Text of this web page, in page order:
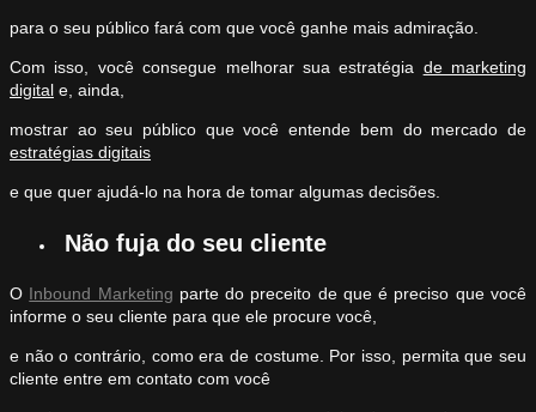
para o seu público fará com que você ganhe mais admiração.
Com isso, você consegue melhorar sua estratégia de marketing
digital e, ainda,
mostrar ao seu público que você entende bem do mercado de
estratégias digitais
e que quer ajudá-lo na hora de tomar algumas decisões.
Não fuja do seu cliente
O Inbound Marketing parte do preceito de que é preciso que você
informe o seu cliente para que ele procure você,
e não o contrário, como era de costume. Por isso, permita que seu
cliente entre em contato com você